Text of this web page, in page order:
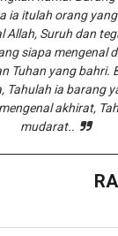
ia itulah orang
Allah, Suruh dan
siapa mengenal
Tuhan yang bahri.
Tahulah ia barang
akhirat,
mudarat..